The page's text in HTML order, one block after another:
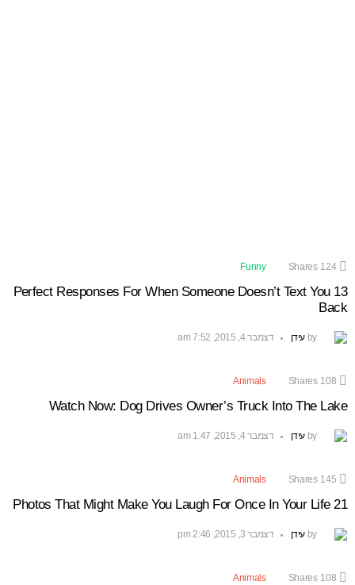
124
Shares
Funny
13 Perfect Responses For When Someone Doesn’t Text You
Back
by עידן דצמבר 4, 2015, 7:52 am
108
Shares
Animals
Watch Now: Dog Drives Owner’s Truck Into The Lake
by עידן דצמבר 4, 2015, 1:47 am
145
Shares
Animals
21 Photos That Might Make You Laugh For Once In Your Life
by עידן דצמבר 3, 2015, 2:46 pm
108
Shares
Animals